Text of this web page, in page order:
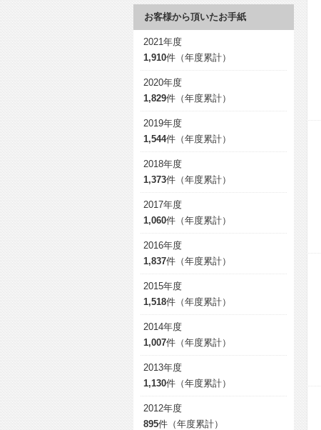
お客様から頂いたお手紙
2021年度
1,910件（年度累計）
2020年度
1,829件（年度累計）
2019年度
1,544件（年度累計）
2018年度
1,373件（年度累計）
2017年度
1,060件（年度累計）
2016年度
1,837件（年度累計）
2015年度
1,518件（年度累計）
2014年度
1,007件（年度累計）
2013年度
1,130件（年度累計）
2012年度
895件（年度累計）